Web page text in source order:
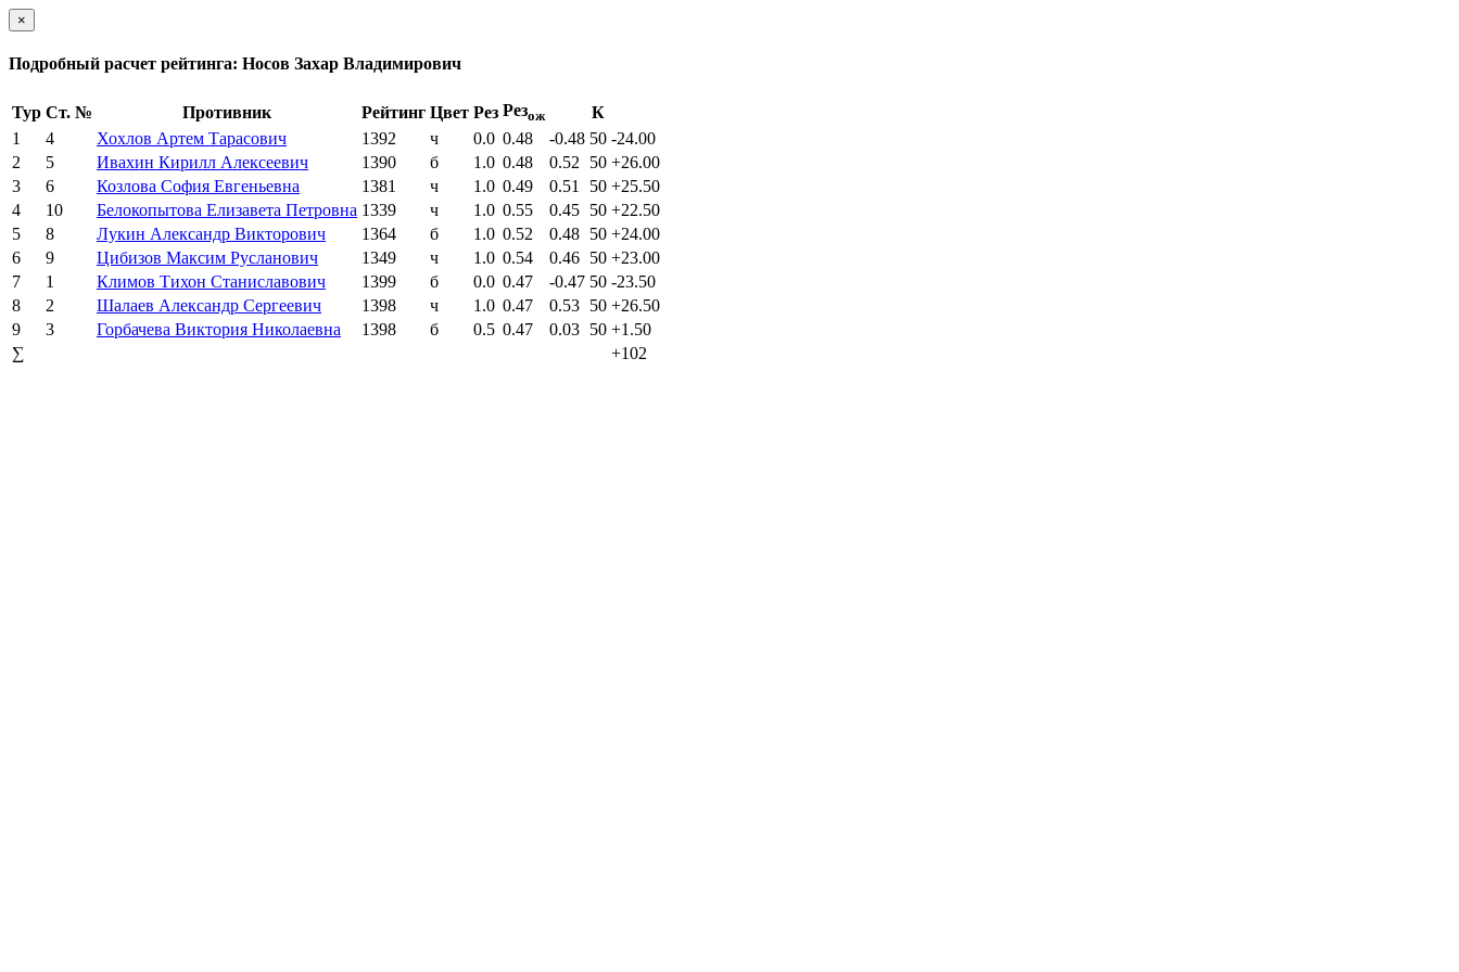
×
Подробный расчет рейтинга: Носов Захар Владимирович
Тур Ст. № Противник Рейтинг Цвет Рез Резож
К
1
4 Хохлов Артем Тарасович 1392 ч 0.0 0.48 -0.48 50 -24.00
2
5 Ивахин Кирилл Алексеевич 1390 б 1.0 0.48 0.52 50 +26.00
3
6 Козлова София Евгеньевна 1381 ч 1.0 0.49 0.51 50 +25.50
4
10 Белокопытова Елизавета Петровна 1339 ч 1.0 0.55 0.45 50 +22.50
5
8 Лукин Александр Викторович 1364 б 1.0 0.52 0.48 50 +24.00
6
9 Цибизов Максим Русланович 1349 ч 1.0 0.54 0.46 50 +23.00
7
1 Климов Тихон Станиславович 1399 б 0.0 0.47 -0.47 50 -23.50
8
2 Шалаев Александр Сергеевич 1398 ч 1.0 0.47 0.53 50 +26.50
9
3 Горбачева Виктория Николаевна 1398 б 0.5 0.47 0.03 50 +1.50
∑
+102